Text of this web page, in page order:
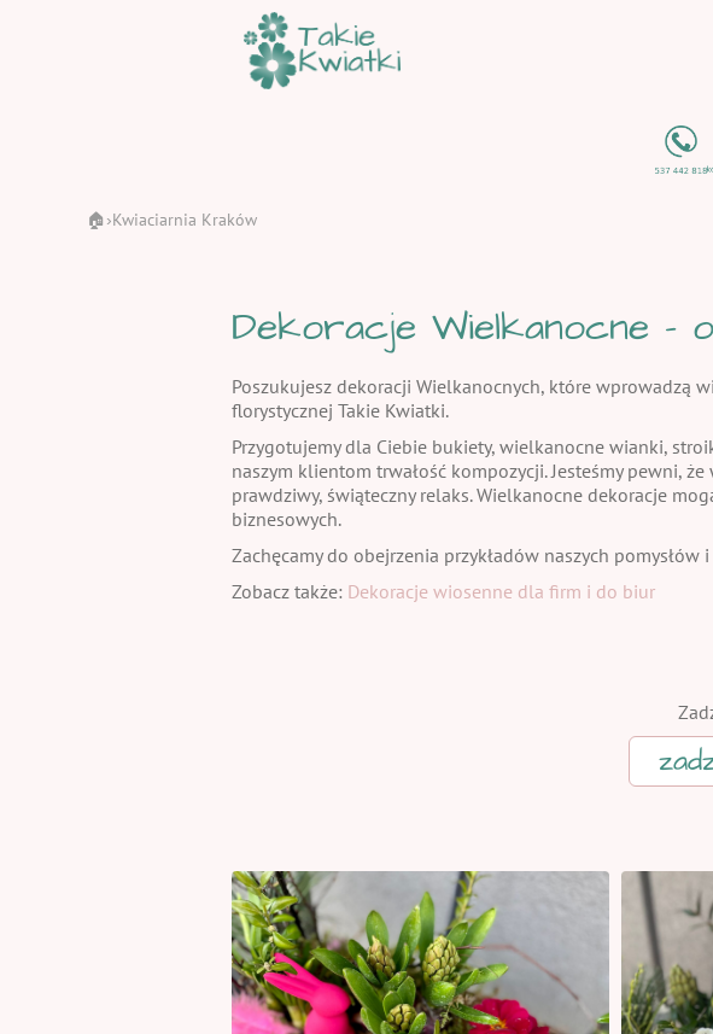
🏠 ›Kwiaciarnia Kraków
Dekoracje Wielkanocne -
Poszukujesz dekoracji Wielkanocnych, które wprowadzą
florystycznej Takie Kwiatki.
Przygotujemy dla Ciebie bukiety, wielkanocne wianki,
naszym klientom trwałość kompozycji. Jesteśmy pewni,
prawdziwy, świąteczny relaks. Wielkanocne dekoracje
biznesowych.
Zachęcamy do obejrzenia przykładów naszych pomysłów
Zobacz także: Dekoracje wiosenne dla firm i do biur